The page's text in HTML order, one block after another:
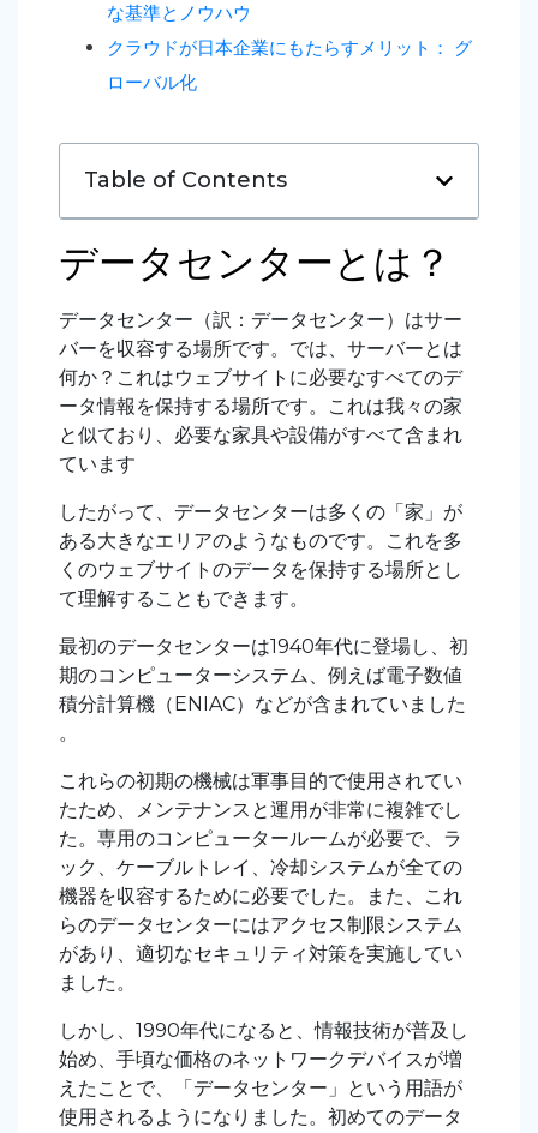
な基準とノウハウ
クラウドが日本企業にもたらすメリット： グ
ローバル化
Table of Contents
データセンターとは？
データセンター（訳：データセンター）はサー
バーを収容する場所です。では、サーバーとは
何か？これはウェブサイトに必要なすべてのデ
ータ情報を保持する場所です。これは我々の家
と似ており、必要な家具や設備がすべて含まれ
ています
したがって、データセンターは多くの「家」が
ある大きなエリアのようなものです。これを多
くのウェブサイトのデータを保持する場所とし
て理解することもできます。
最初のデータセンターは1940年代に登場し、初
期のコンピューターシステム、例えば電子数値
積分計算機（ENIAC）などが含まれていました
。
これらの初期の機械は軍事目的で使用されてい
たため、メンテナンスと運用が非常に複雑でし
た。専用のコンピュータールームが必要で、ラ
ック、ケーブルトレイ、冷却システムが全ての
機器を収容するために必要でした。また、これ
らのデータセンターにはアクセス制限システム
があり、適切なセキュリティ対策を実施してい
ました。
しかし、1990年代になると、情報技術が普及し
始め、手頃な価格のネットワークデバイスが増
えたことで、「データセンター」という用語が
使用されるようになりました。初めてのデータ